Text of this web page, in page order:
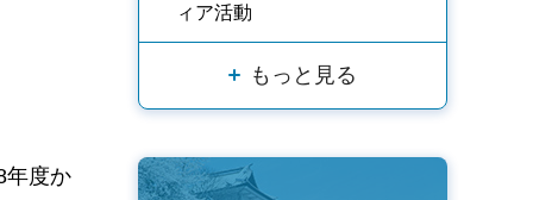
年度か
ィア活動
もっと見る